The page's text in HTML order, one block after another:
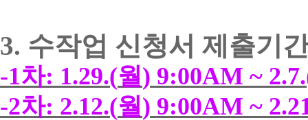
3. 수작업 신청서 제출기
-1차: 1.29.(월) 9:00AM ~
-2차: 2.12.(월) 9:00AM ~